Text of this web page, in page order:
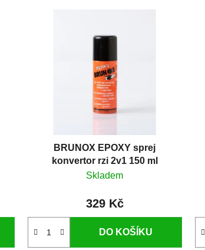
BRUNOX EPOXY sprej
konvertor rzi 2v1 150 ml
Skladem
329 Kč
DO KOŠÍKU